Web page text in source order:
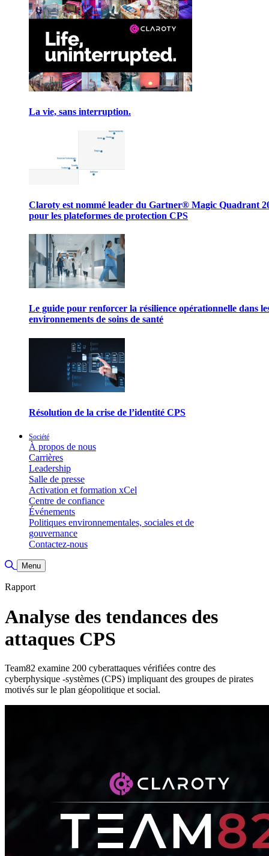
La vie, sans interruption.
Claroty est nommé leader du Gartner® Magic Quadrant
pour les plateformes de protection CPS
Le guide pour renforcer la résilience opérationnelle dans
environnements de soins de santé
Résolution de la crise de l’identité CPS
Société
À propos de nous
Carrières
Leadership
Salle de presse
Activation et formation xCel
Centre de confiance
Événements
Politiques environnementales, sociales et de
gouvernance
Contactez-nous
Basculer la recherche
Menu
Rapport
Analyse des tendances des
attaques CPS
Team82 examine 200 cyberattaques vérifiées contre des
cyberphysique -systèmes (CPS) impliquant des groupes de pirates
motivés sur le plan géopolitique et social.